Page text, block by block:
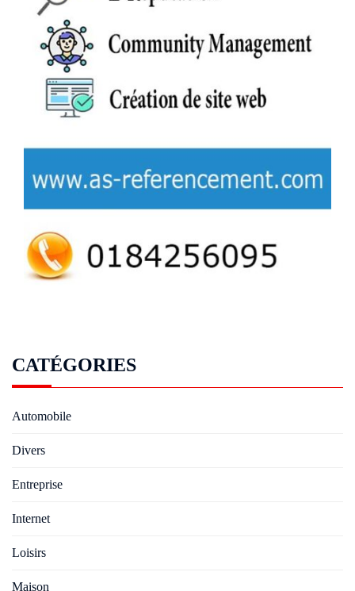
CATÉGORIES
Automobile
Divers
Entreprise
Internet
Loisirs
Maison